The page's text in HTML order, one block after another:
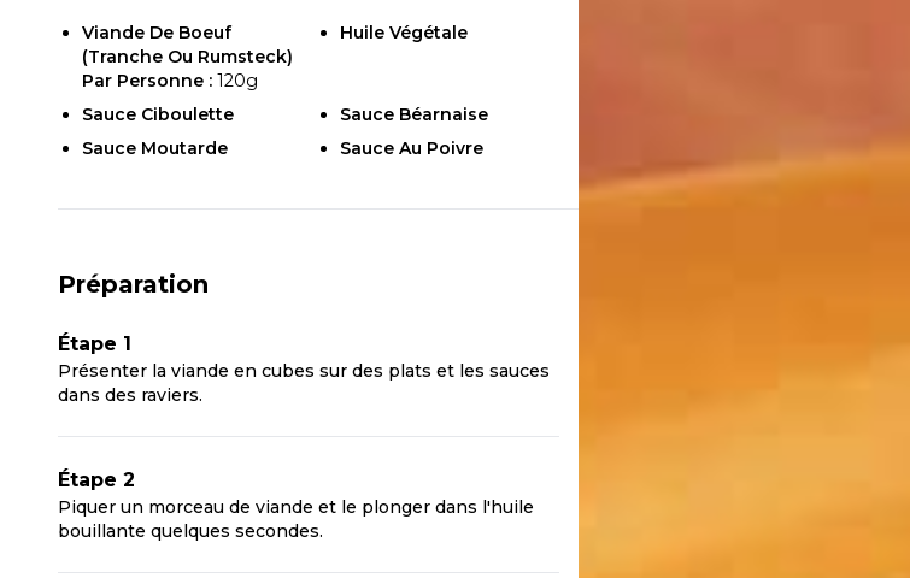
Viande De Boeuf
(tranche Ou Rumsteck)
Par Personne : 120g
Huile Végétale
Sauce Ciboulette
Sauce Béarnaise
Sauce Moutarde
Sauce Au Poivre
Préparation
Étape 1
Présenter la viande en cubes sur des plats et les sauces
dans des raviers.
Étape 2
Piquer un morceau de viande et le plonger dans l'huile
bouillante quelques secondes.